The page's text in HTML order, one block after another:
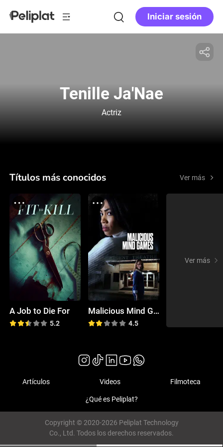
Iniciar sesión
Tenille Ja'Nae
Actriz
Títulos más conocidos Ver más
A Job to Die For
5.2
Malicious Mind Games
4.5
Ver más
Artículos Videos Filmoteca
¿Qué es Peliplat?
Copyright © 2020-2026 Peliplat Technology
Co., Ltd. Todos los derechos reservados.